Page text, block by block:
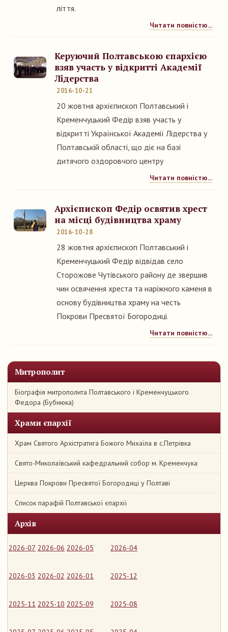
Митрополит
Біографія митрополита Полтавського і Кременчуцького
Федора (Бубнюка)
Храми єпархії
Храм Святого Архістратига Божого Михаїла в с.Петрівка
Свято-Миколаївський кафедральний собор м. Кременчука
Церква Покрови Пресвятої Богородиці у Полтаві
Список парафій Полтавської єпархії
Архів
2026-07 2026-06 2026-05 2026-04
2026-03 2026-02 2026-01 2025-12
2025-11 2025-10 2025-09 2025-08
ліття.
Читати повністю...
Керуючий Полтавською єпархією
взяв участь у відкритті Академії
Лідерства
2016-10-21
20 жовтня архієпископ Полтавський і
Кременчуцький Федір взяв участь у
відкритті Української Академії Лідерства у
Полтавській області, що діє на базі
дитячого оздоровчого центру
Читати повністю...
Архієпископ Федір освятив хрест
на місці будівництва храму
2016-10-28
28 жовтня архієпископ Полтавський і
Кременчуцький Федір відвідав село
Сторожове Чутівського району де звершив
чин освячення хреста та наріжного каменя в
основу будівництва храму на честь
Покрови Пресвятої Богородиці.
Читати повністю...